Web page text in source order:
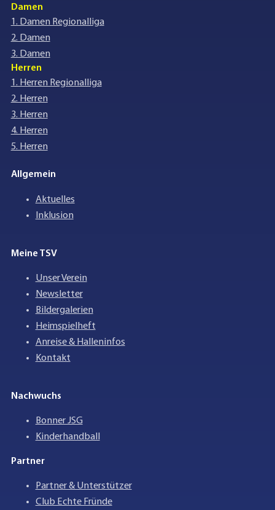
Damen
1. Damen Regionalliga
2. Damen
3. Damen
Herren
1. Herren Regionalliga
2. Herren
3. Herren
4. Herren
5. Herren
Allgemein
Aktuelles
Inklusion
Meine TSV
Unser Verein
Newsletter
Bildergalerien
Heimspielheft
Anreise & Halleninfos
Kontakt
Nachwuchs
Bonner JSG
Kinderhandball
Partner
Partner & Unterstützer
Club Echte Fründe